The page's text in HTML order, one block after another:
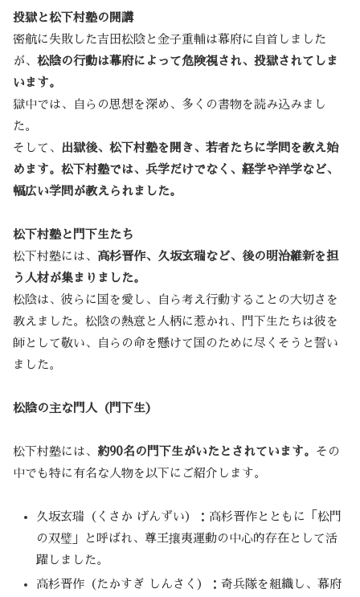
投獄と松下村塾の開講
密航に失敗した吉田松陰と金子重輔は幕府に自首しました
が、 松陰の行動は幕府によって危険視され、投獄されてしま
います。
獄中では、自らの思想を深め、多くの書物を読み込みまし
た。
そして、 出獄後、松下村塾を開き、若者たちに学問を教え始
めます。松下村塾では、兵学だけでなく、経学や洋学など、
幅広い学問が教えられました。
松下村塾と門下生たち
松下村塾には、 高杉晋作、久坂玄瑞など、後の明治維新を担
う人材が集まりました。
松陰は、彼らに国を愛し、自ら考え行動することの大切さを
教えました。松陰の熱意と人柄に惹かれ、門下生たちは彼を
師として敬い、自らの命を懸けて国のために尽くそうと誓い
ました。
松陰の主な門人（門下生）
松下村塾には、 約90名の門下生がいたとされています。 その
中でも特に有名な人物を以下にご紹介します。
久坂玄瑞（くさか げんずい）：高杉晋作とともに「松門
の双璧」と呼ばれ、尊王攘夷運動の中心的存在として活
躍しました。
高杉晋作（たかすぎ しんさく）：奇兵隊を組織し、幕府